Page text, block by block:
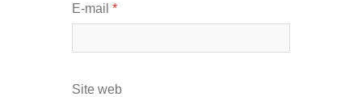
E-mail *
Site web